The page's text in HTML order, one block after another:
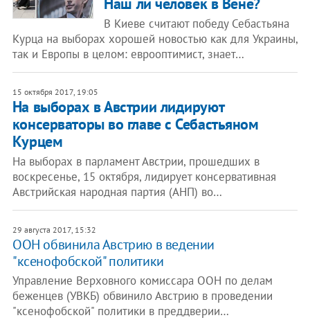
В Киеве считают победу Себастьяна
Курца на выборах хорошей новостью как для Украины,
так и Европы в целом: еврооптимист, знает…
15 октября 2017, 19:05
На выборах в Австрии лидируют
консерваторы во главе с Себастьяном
Курцем
На выборах в парламент Австрии, прошедших в
воскресенье, 15 октября, лидирует консервативная
Австрийская народная партия (АНП) во…
29 августа 2017, 15:32
ООН обвинила Австрию в ведении
"ксенофобской" политики
Управление Верховного комиссара ООН по делам
беженцев (УВКБ) обвинило Австрию в проведении
"ксенофобской" политики в преддверии…